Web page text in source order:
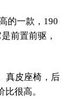
的一款，190
前置前驱，
真皮座椅，后
很高。